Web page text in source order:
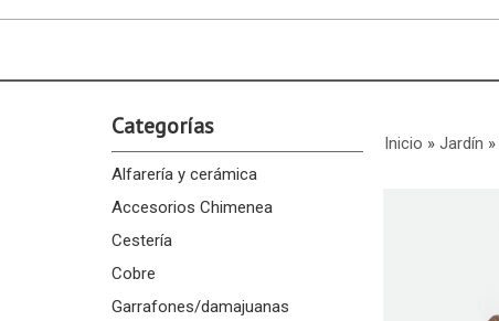
Categorías
Alfarería y cerámica
Accesorios Chimenea
Cestería
Cobre
Garrafones/damajuanas
Inicio » Jardín »